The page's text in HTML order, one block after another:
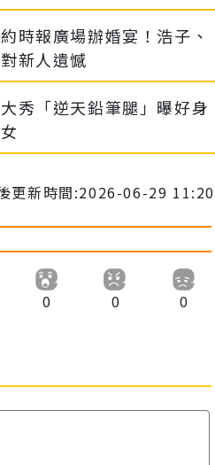
時報廣場辦婚宴！浩子、
新人遺憾
秀「逆天鉛筆腿」曝好身
更新時間:2026-06-29 11:20
0 0 0